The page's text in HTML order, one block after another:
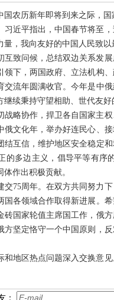
国农历新年即将到来之际，
习近平指出，中国春节将至
，我向友好的中国人民致
互致问候，总结双边关系发
领下，两国政府、立法机构
交流年圆满收官。今年是中
续秉持守望相助、世代友好
战略协作，捍卫各自国家主
俄文化年，举办好连民心、
结互信，维护地区安全稳定
的多边主义，倡导平等有
作出积极贡献。
交75周年。在双方共同努力
国各领域合作取得新进展。
砖国家轮值主席国工作，俄
方坚定恪守一个中国原则，
和地区热点问题深入交换意
：